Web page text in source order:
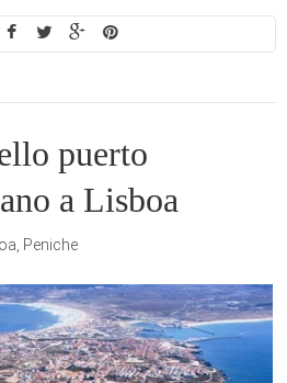
puerto
a Lisboa
Peniche